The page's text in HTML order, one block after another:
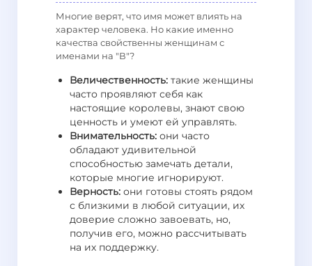
Многие верят, что имя может влиять на
характер человека. Но какие именно
качества свойственны женщинам с
именами на "В"?
Величественность: такие женщины
часто проявляют себя как
настоящие королевы, знают свою
ценность и умеют ей управлять.
Внимательность: они часто
обладают удивительной
способностью замечать детали,
которые многие игнорируют.
Верность: они готовы стоять рядом
с близкими в любой ситуации, их
доверие сложно завоевать, но,
получив его, можно рассчитывать
на их поддержку.